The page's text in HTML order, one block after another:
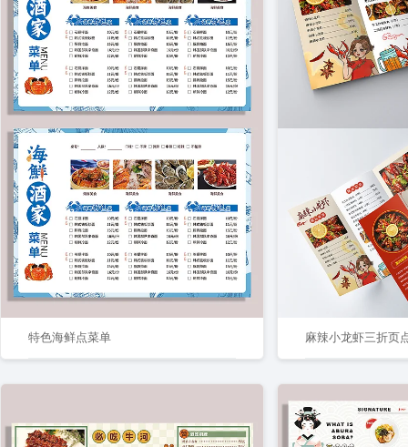
特色海鲜点菜单 麻辣小龙虾三折页